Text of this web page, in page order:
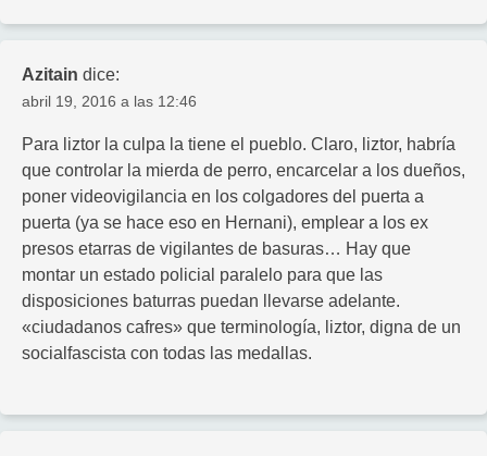
Azitain dice:
abril 19, 2016 a las 12:46
Para liztor la culpa la tiene el pueblo. Claro, liztor, habría
que controlar la mierda de perro, encarcelar a los dueños,
poner videovigilancia en los colgadores del puerta a
puerta (ya se hace eso en Hernani), emplear a los ex
presos etarras de vigilantes de basuras… Hay que
montar un estado policial paralelo para que las
disposiciones baturras puedan llevarse adelante.
«ciudadanos cafres» que terminología, liztor, digna de un
socialfascista con todas las medallas.